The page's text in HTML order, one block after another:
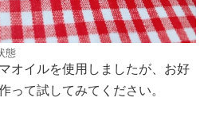
態
オイルを使用しましたが、お好
って試してみてください。